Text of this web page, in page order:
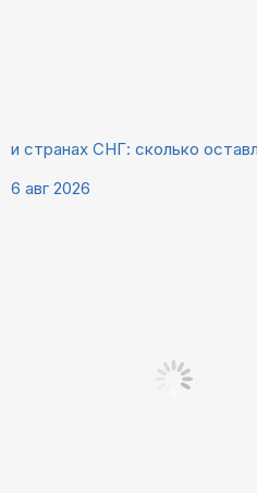
и странах СНГ: сколько
6 авг 2026